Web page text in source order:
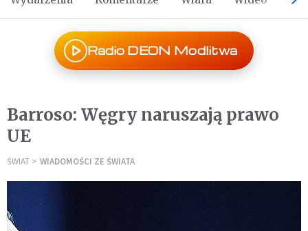
Radio DEON Modlitwa
Barroso: Węgry naruszają prawo
UE
ŚWIAT WIADOMOŚCI ZE ŚWIATA